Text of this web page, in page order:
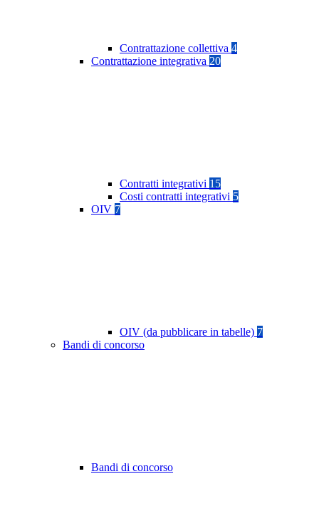
Contrattazione collettiva 4
Contrattazione integrativa 20
Contratti integrativi 15
Costi contratti integrativi 5
OIV 7
OIV (da pubblicare in tabelle) 7
Bandi di concorso
Bandi di concorso